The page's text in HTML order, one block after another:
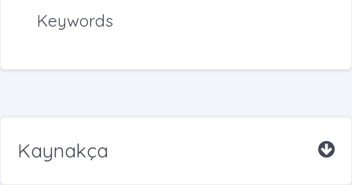
Keywords
Kaynakça